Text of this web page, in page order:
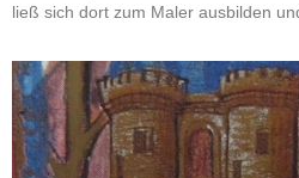
ließ sich dort zum Maler ausbilden